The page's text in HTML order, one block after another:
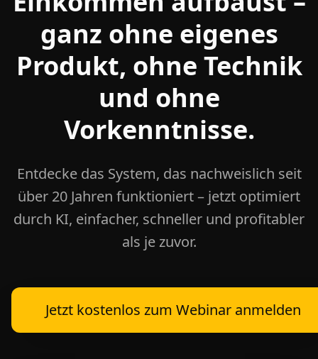
ganz ohne eigenes
Produkt, ohne Technik
und ohne
Vorkenntnisse.
Entdecke das System, das nachweislich seit
über 20 Jahren funktioniert – jetzt optimiert
durch KI, einfacher, schneller und profitabler
als je zuvor.
Jetzt kostenlos zum Webinar anmelden